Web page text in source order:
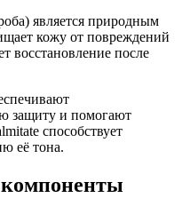
является природным
кожу от повреждений
восстановление после
защиту и помогают
способствует
её тона.